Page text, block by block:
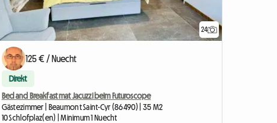
24
125 € / Nuecht
Direkt
Bed and Breakfast mat Jacuzzi beim Futuroscope
Gästezimmer | Beaumont Saint-Cyr (86490) | 35 M2
10 Schlofplaz(en) | Minimum 1 Nuecht